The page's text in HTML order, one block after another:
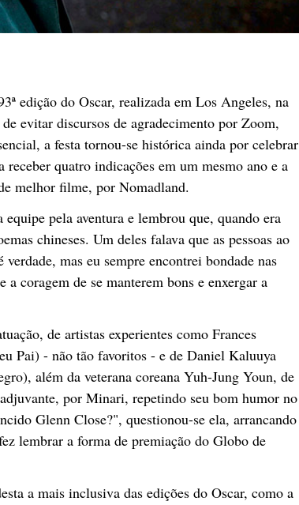
edição do Oscar, realizada em Los Angeles, na
evitar discursos de agradecimento por Zoom,
a festa tornou-se histórica ainda por celebrar
quatro indicações em um mesmo ano e a
melhor filme, por Nomadland.
pela aventura e lembrou que, quando era
chineses. Um deles falava que as pessoas ao
mas eu sempre encontrei bondade nas
coragem de se manterem bons e enxergar a
de artistas experientes como Frances
Pai) - não tão favoritos - e de Daniel Kaluuya
além da veterana coreana Yuh-Jung Youn, de
por Minari, repetindo seu bom humor no
Glenn Close?", questionou-se ela, arrancando
lembrar a forma de premiação do Globo de
a mais inclusiva das edições do Oscar, como a